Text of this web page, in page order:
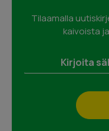
Tilaamalla
kaivoista